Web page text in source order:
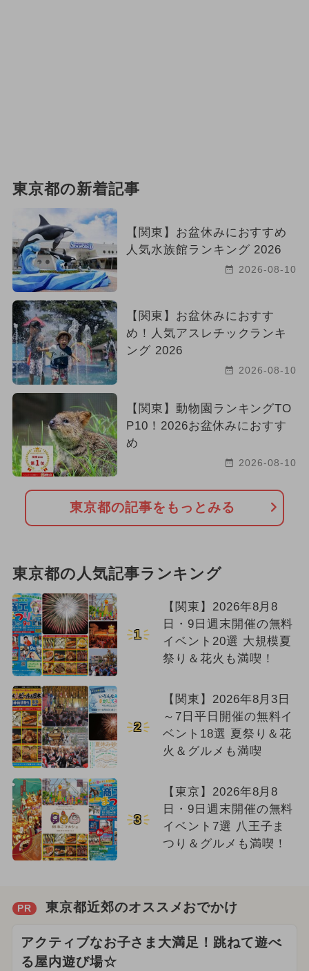
東京都の新着記事
【関東】お盆休みにおすすめ
人気水族館ランキング 2026
2026-08-10
【関東】お盆休みにおすす
め！人気アスレチックランキ
ング 2026
2026-08-10
【関東】動物園ランキングTO
P10！2026お盆休みにおすす
め
2026-08-10
東京都の記事をもっとみる
東京都の人気記事ランキング
1
【関東】2026年8月8
日・9日週末開催の無料
イベント20選 大規模夏
祭り＆花火も満喫！
2
【関東】2026年8月3日
～7日平日開催の無料イ
ベント18選 夏祭り＆花
火＆グルメも満喫
3
【東京】2026年8月8
日・9日週末開催の無料
イベント7選 八王子ま
つり＆グルメも満喫！
PR 東京都近郊のオススメおでかけ
アクティブなお子さま大満足！跳ねて遊べ
る屋内遊び場☆